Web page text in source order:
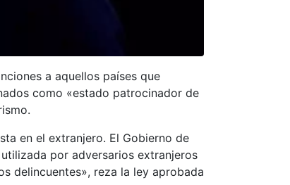
a aquellos países que
como «estado patrocinador de
en el extranjero. El Gobierno de
por adversarios extranjeros
delincuentes», reza la ley aprobada